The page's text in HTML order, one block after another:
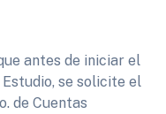
antes de iniciar el
se solicite el
de Cuentas